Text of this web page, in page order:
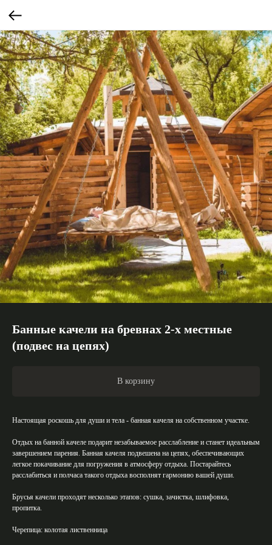
Банные качели на бревнах 2-х местные
(подвес на цепях)
В корзину
Настоящая роскошь для души и тела - банная качеля на собственном участке.
Отдых на банной качеле подарит незабываемое расслабление и станет идеальным
завершением парения. Банная качеля подвешена на цепях, обеспечивающих
легкое покачивание для погружения в атмосферу отдыха. Постарайтесь
расслабиться и полчаса такого отдыха восполнят гармонию вашей души.
Брусья качели проходят несколько этапов: сушка, зачистка, шлифовка,
пропитка.
Черепица: колотая лиственница